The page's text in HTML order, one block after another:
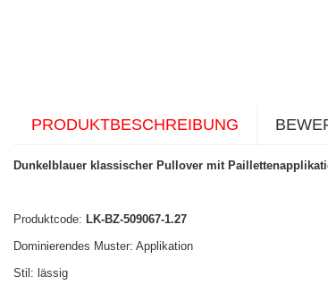
PRODUKTBESCHREIBUNG
Dunkelblauer klassischer Pullover mit
Produktcode: LK-BZ-509067-1.27
Dominierendes Muster: Applikation
Stil: lässig